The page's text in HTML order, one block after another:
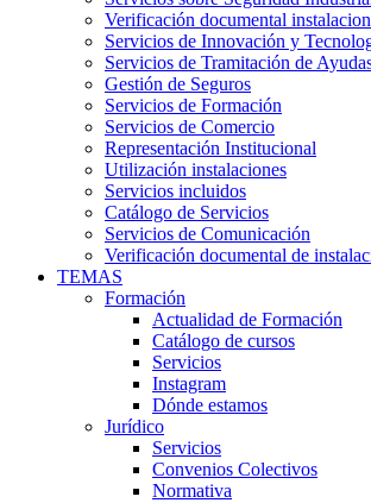
Verificación documental
Servicios de Innovación y
Servicios de Tramitación de
Gestión de Seguros
Servicios de Formación
Servicios de Comercio
Representación Institucional
Utilización instalaciones
Servicios incluidos
Catálogo de Servicios
Servicios de Comunicación
Verificación documental de
TEMAS
Formación
Actualidad de Formación
Catálogo de cursos
Servicios
Instagram
Dónde estamos
Jurídico
Servicios
Convenios Colectivos
Normativa